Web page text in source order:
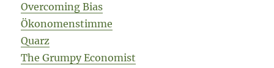
Overcoming Bias
Ökonomenstimme
Quarz
The Grumpy Economist